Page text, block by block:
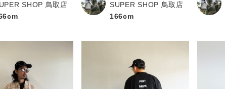
SHOP 鳥取店
SUPER SHOP 鳥取店
166cm